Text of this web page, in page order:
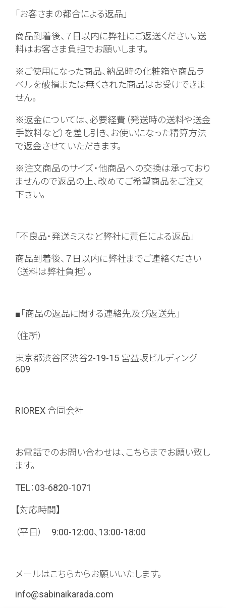
「お客さまの都合による返品」
商品到着後、７日以内に弊社にご返送ください。送
料はお客さま負担でお願いします。
※ご使用になった商品、納品時の化粧箱や商品ラ
ベルを破損または無くされた商品はお受けできま
せん。
※返金については、必要経費（発送時の送料や送金
手数料など）を差し引き、お使いになった精算方法
で返金させていただきます。
※注文商品のサイズ・他商品への交換は承っており
ませんので返品の上、改めてご希望商品をご注文
下さい。
「不良品・発送ミスなど弊社に責任による返品」
商品到着後、７日以内に弊社までご連絡ください
（送料は弊社負担）。
■「商品の返品に関する連絡先及び返送先」
（住所）
東京都渋谷区渋谷2-19-15 宮益坂ビルディング
609
RIOREX 合同会社
お電話でのお問い合わせは、こちらまでお願い致し
ます。
TEL：03-6820-1071
【対応時間】
（平日） 9:00-12:00、13:00-18:00
メールはこちらからお願いいたします。
info@sabinaikarada.com